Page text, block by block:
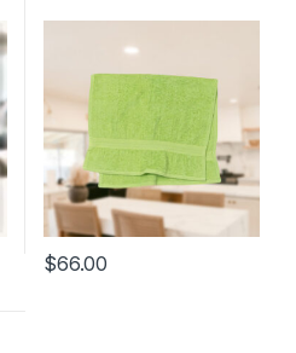
$66.00